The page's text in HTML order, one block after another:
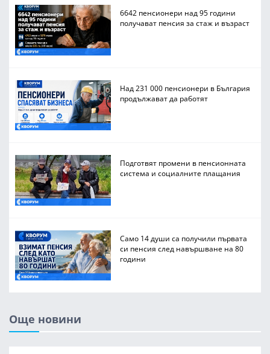
6642 пенсионери над 95 години
получават пенсия за стаж и възраст
Над 231 000 пенсионери в България
продължават да работят
Подготвят промени в пенсионната
система и социалните плащания
Само 14 души са получили първата
си пенсия след навършване на 80
години
Още новини